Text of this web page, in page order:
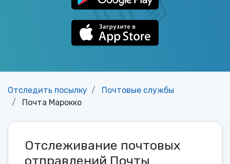
Отследить посылку
Почтовые службы
Почта Марокко
Отслеживание почтовых
отправлений Почты